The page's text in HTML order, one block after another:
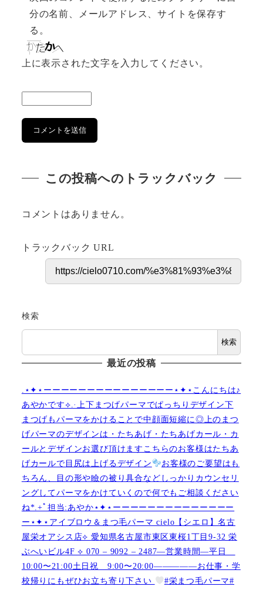
分の名前、メールアドレス、サイトを保存す
る。
上に表示された文字を入力してください。
この投稿へのトラックバック
コメントはありません。
トラックバック URL
検索
検索
最近の投稿
.⋆✦⋆ーーーーーーーーーーーーーーー⋆✦⋆こんにちは♪
あやかです︎⟡.·上下まつげパーマでぱっちりデザイン下
まつげもパーマをかけることで中顔面短縮に◎上のまつ
げパーマのデザインは・たちあげ・たちあげカール・カ
ールとデザインお選び頂けますこちらのお客様はたちあ
げカールで目尻は上げるデザイン
お客様のご要望はも
ちろん、目の形や瞼の被り具合などしっかりカウンセリ
ングしてパーマをかけていくので何でもご相談ください
ね︎︎︎*.+ﾟ担当:あやか⋆✦⋆ーーーーーーーーーーーーーー
ー⋆✦⋆アイブロウ＆まつ毛パーマ cielo【シエロ】名古
屋栄オアシス店︎︎⟡ 愛知県名古屋市東区東桜1丁目9-32 栄
ぶへいビル4F ︎︎⟡ 070 – 9092 – 2487—営業時間—平日
10:00〜21:00土日祝 9:00〜20:00—————お仕事・学
校帰りにもぜひお立ち寄り下さい
#栄まつ毛パーマ#